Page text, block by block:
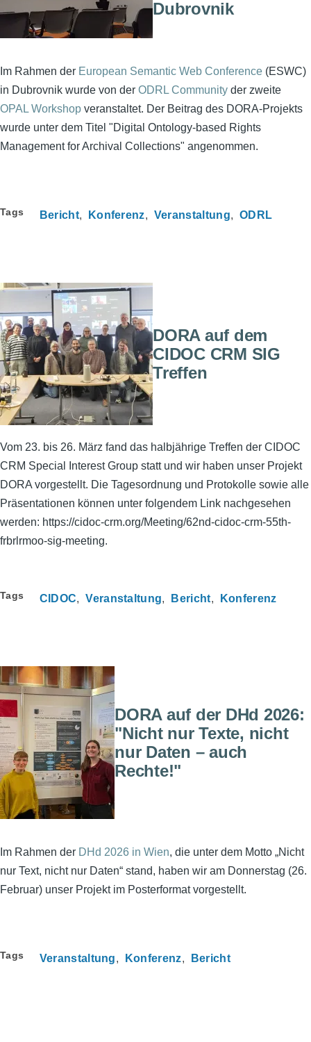
Dubrovnik
Im Rahmen der European Semantic Web Conference (ESWC)
in Dubrovnik wurde von der ODRL Community der zweite
OPAL Workshop veranstaltet. Der Beitrag des DORA-Projekts
wurde unter dem Titel "Digital Ontology-based Rights
Management for Archival Collections" angenommen.
Tags Bericht Konferenz Veranstaltung ODRL
DORA auf dem
CIDOC CRM SIG
Treffen
Vom 23. bis 26. März fand das halbjährige Treffen der CIDOC
CRM Special Interest Group statt und wir haben unser Projekt
DORA vorgestellt. Die Tagesordnung und Protokolle sowie alle
Präsentationen können unter folgendem Link nachgesehen
werden: https://cidoc-crm.org/Meeting/62nd-cidoc-crm-55th-
frbrlrmoo-sig-meeting.
Tags CIDOC Veranstaltung Bericht Konferenz
DORA auf der DHd 2026:
"Nicht nur Texte, nicht
nur Daten – auch
Rechte!"
Im Rahmen der DHd 2026 in Wien, die unter dem Motto „Nicht
nur Text, nicht nur Daten“ stand, haben wir am Donnerstag (26.
Februar) unser Projekt im Posterformat vorgestellt.
Tags Veranstaltung Konferenz Bericht